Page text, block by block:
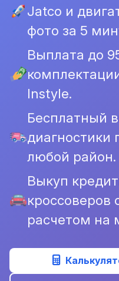
Jatco и
фото за 5
Выплата до
Instyle.
Бесплатный
диагностики
любой район.
Выкуп
расчетом на